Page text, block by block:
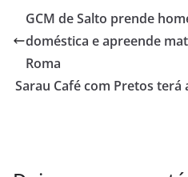
b
o
o
k
s
A
p
e
d
I
g
r
a
GCM de Salto prende
doméstica e apreende
Roma
Sarau Café com Pretos terá